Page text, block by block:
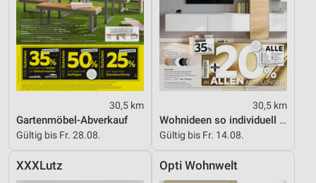
30,5 km
Gartenmöbel-Abverkauf
Gültig bis Fr. 28.08.
30,5 km
Wohnideen so individuell wie du!
Gültig bis Fr. 14.08.
XXXLutz Opti Wohnwelt